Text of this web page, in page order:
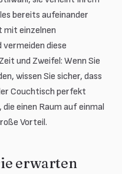
bereits aufeinander
mit einzelnen
diese
und Zweifel: Wenn Sie
wissen Sie sicher, dass
Couchtisch perfekt
einen Raum auf einmal
Vorteil.
erwarten